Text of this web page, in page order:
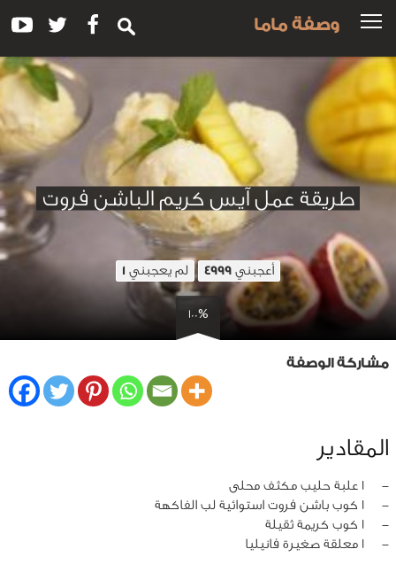
وصفة ماما
طريقة عمل آيس كريم الباشن فروت
أعجبني 4999 لم يعجبني 1
100%
مشاركة الوصفة
المقادير
‏-
1 علبة حليب مكثف محلى
‏-
1 كوب باشن فروت استوائية لب الفاكهة
‏-
1 كوب كريمة ثقيلة
‏-
1 معلقة صغيرة فانيليا